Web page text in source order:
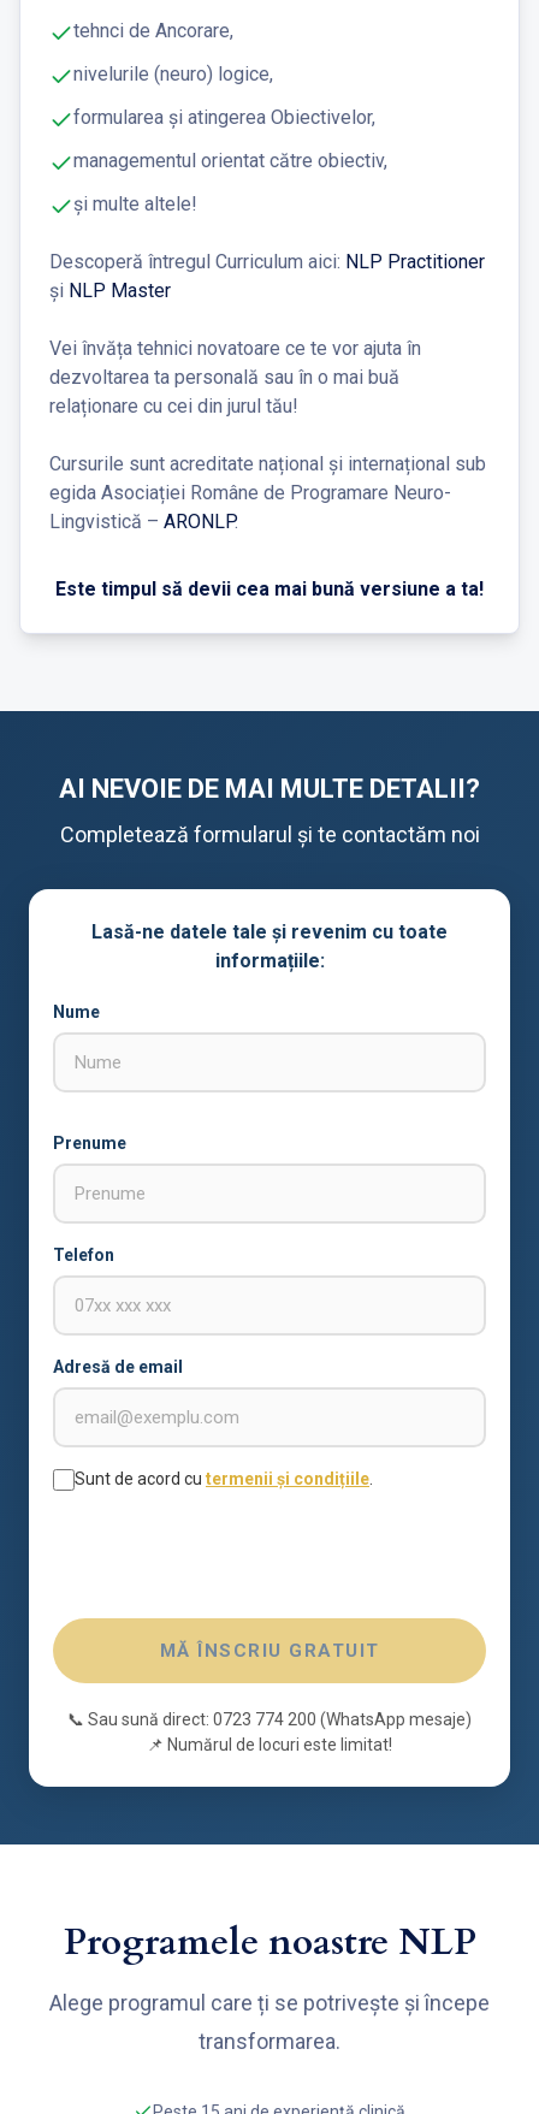
tehnci de Ancorare,
nivelurile (neuro) logice,
formularea și atingerea Obiectivelor,
managementul orientat către obiectiv,
și multe altele!
Descoperă întregul Curriculum aici: NLP Practitioner
și NLP Master
Vei învăța tehnici novatoare ce te vor ajuta în
dezvoltarea ta personală sau în o mai buă
relaționare cu cei din jurul tău!
Cursurile sunt acreditate național și internațional sub
egida Asociației Române de Programare Neuro-
Lingvistică – ARONLP.
Este timpul să devii cea mai bună versiune a ta!
AI NEVOIE DE MAI MULTE DETALII?
Completează formularul și te contactăm noi
Lasă-ne datele tale și revenim cu toate
informațiile:
Nume
Prenume
Telefon
Adresă de email
Sunt de acord cu termenii și condițiile
MĂ ÎNSCRIU GRATUIT
📞 Sau sună direct: 0723 774 200 (WhatsApp mesaje)
📌 Numărul de locuri este limitat!
Programele noastre NLP
Alege programul care ți se potrivește și începe
transformarea.